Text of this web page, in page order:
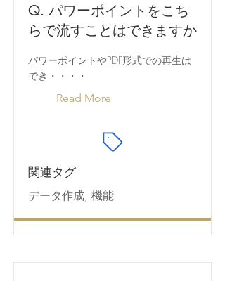
Q. パワーポイントをこち
らで流すことはできますか
パワーポイントやPDF形式での再生は
でき・・・・
Read More
関連タグ
データ作成, 機能